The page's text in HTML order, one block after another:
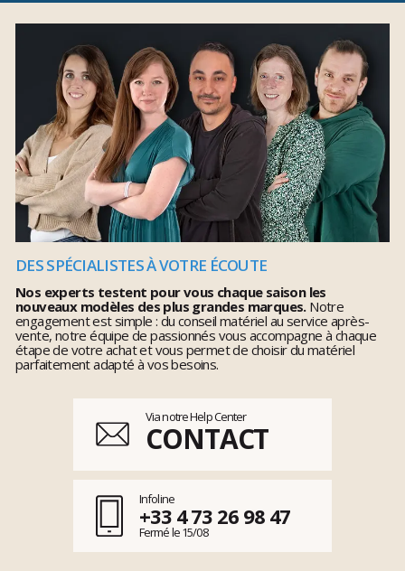
DES SPÉCIALISTES À VOTRE ÉCOUTE
Nos experts testent pour vous chaque saison les
nouveaux modèles des plus grandes marques.Notre
engagement est simple : du conseil matériel au service après-
vente, notre équipe de passionnés vous accompagne à chaque
étape de votre achat et vous permet de choisir du matériel
parfaitement adapté à vos besoins.
Via notre Help Center
CONTACT
Infoline
+33 4 73 26 98 47
Fermé le 15/08